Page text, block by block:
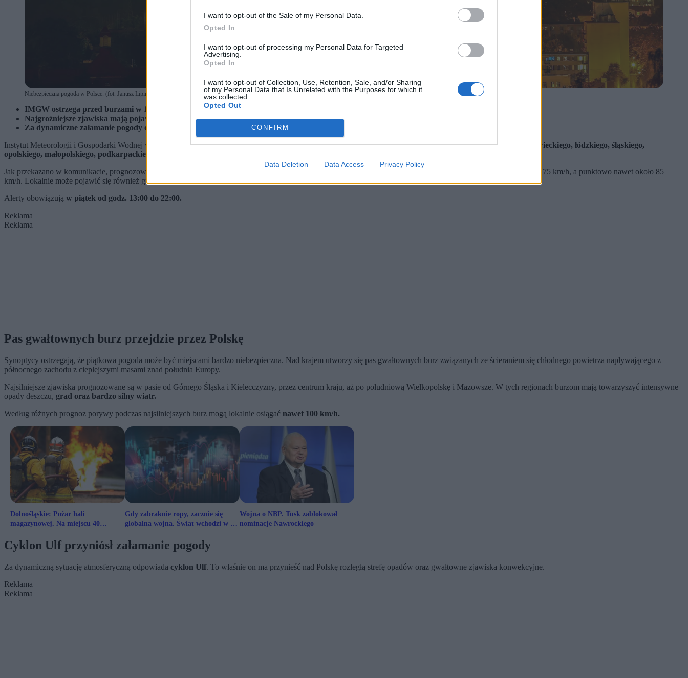
I want to opt-out of the Sale of my Personal Data.
Opted In
I want to opt-out of processing my Personal Data for Targeted
Advertising.
Opted In
I want to opt-out of Collection, Use, Retention, Sale, and/or Sharing
of my Personal Data that Is Unrelated with the Purposes for which it
was collected.
Opted Out
CONFIRM
Data Deletion Data Access Privacy Policy
Niebezpieczna pogoda w Polsce. (fot. Janusz Lipinski / Shutterstock)
IMGW ostrzega przed burzami w 10 województwach, gdzie możliwe są ulewy, grad i silny wiatr.
Najgroźniejsze zjawiska mają pojawić się w pasie od Śląska przez centrum kraju po Mazowsze i Wielkopolskę.
Za dynamiczne załamanie pogody odpowiada cyklon Ulf, który przyniósł wyraźne ochłodzenie.
Instytut Meteorologii i Gospodarki Wodnej wydał ostrzeżenia pierwszego stopnia przed burzami dla województw:kujawsko-pomorskiego, wielkopolskiego, mazowieckiego, łódzkiego, śląskiego,
opolskiego, małopolskiego, podkarpackiego, lubelskiego oraz świętokrzyskiego.
Jak przekazano w komunikacie, prognozowane są burze, którym miejscami będą towarzyszyć silne opady deszczu od 20 do 35 mm oraz porywy wiatru osiągające do 75 km/h, a punktowo nawet około 85
km/h. Lokalnie może pojawić się również grad.
Alerty obowiązują w piątek od godz. 13:00 do 22:00.
Reklama
Reklama
Pas gwałtownych burz przejdzie przez Polskę
Synoptycy ostrzegają, że piątkowa pogoda może być miejscami bardzo niebezpieczna. Nad krajem utworzy się pas gwałtownych burz związanych ze ścieraniem się chłodnego powietrza napływającego z
północnego zachodu z cieplejszymi masami znad południa Europy.
Najsilniejsze zjawiska prognozowane są w pasie od Górnego Śląska i Kielecczyzny, przez centrum kraju, aż po południową Wielkopolskę i Mazowsze. W tych regionach burzom mają towarzyszyć intensywne
opady deszczu, grad oraz bardzo silny wiatr.
Według różnych prognoz porywy podczas najsilniejszych burz mogą lokalnie osiągać nawet 100 km/h.
Dolnośląskie: Pożar hali
magazynowej. Na miejscu 40
Gdy zabraknie ropy, zacznie się
globalna wojna. Świat wchodzi w erę
Wojna o NBP. Tusk zablokował
nominacje Nawrockiego
Cyklon Ulf przyniósł załamanie pogody
Za dynamiczną sytuację atmosferyczną odpowiada cyklon Ulf. To właśnie on ma przynieść nad Polskę rozległą strefę opadów oraz gwałtowne zjawiska konwekcyjne.
Reklama
Reklama